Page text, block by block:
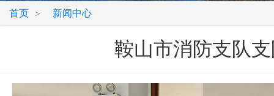
首页 > 新闻中心
鞍山市消防支队